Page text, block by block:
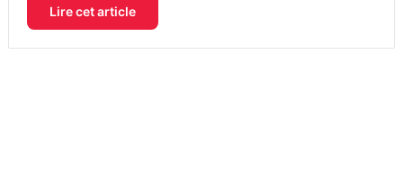
Lire cet article